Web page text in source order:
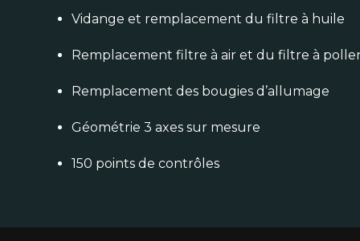
Vidange et remplacement du filtre à huile
Remplacement filtre à air et du filtre à
Remplacement des bougies d’allumage
Géométrie 3 axes sur mesure
150 points de contrôles